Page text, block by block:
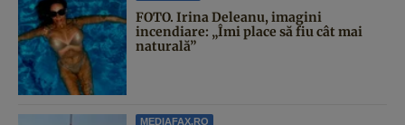
FOTO. Irina Deleanu, imagini
incendiare: „Îmi place să fiu cât mai
naturală”
MEDIAFAX.RO